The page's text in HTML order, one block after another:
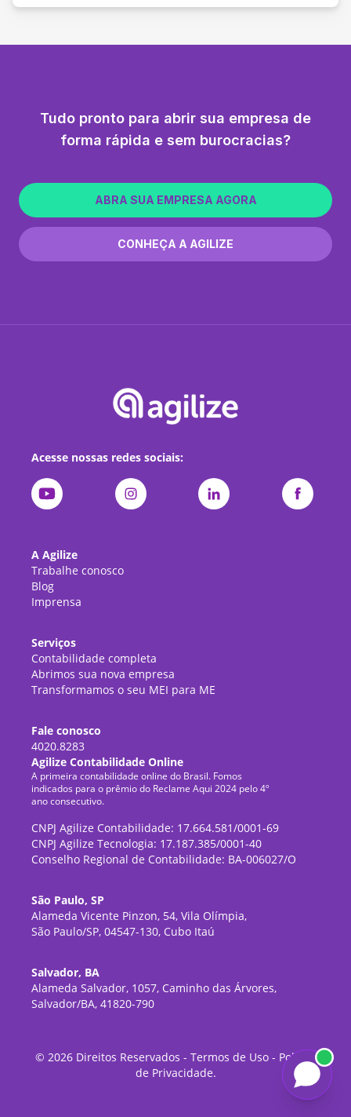
Tudo pronto para abrir sua empresa de
forma rápida e sem burocracias?
ABRA SUA EMPRESA AGORA
CONHEÇA A AGILIZE
Acesse nossas redes sociais:
A Agilize
Trabalhe conosco
Blog
Imprensa
Serviços
Contabilidade completa
Abrimos sua nova empresa
Transformamos o seu MEI para ME
Fale conosco
4020.8283
Agilize Contabilidade Online
A primeira contabilidade online do Brasil. Fomos
indicados para o prêmio do Reclame Aqui 2024 pelo 4º
ano consecutivo.
CNPJ Agilize Contabilidade: 17.664.581/0001-69
CNPJ Agilize Tecnologia: 17.187.385/0001-40
Conselho Regional de Contabilidade: BA-006027/O
São Paulo, SP
Alameda Vicente Pinzon, 54, Vila Olímpia,
São Paulo/SP, 04547-130, Cubo Itaú
Salvador, BA
Alameda Salvador, 1057, Caminho das Árvores,
Salvador/BA, 41820-790
© 2026Direitos Reservados - Termos de Uso- Política
de Privacidade.